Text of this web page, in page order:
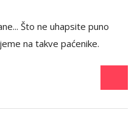
Što ne uhapsite puno
na takve paćenike.